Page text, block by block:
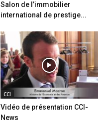
Salon de l’immobilier
international de prestige...
CCI
Vidéo de présentation CCI-
News